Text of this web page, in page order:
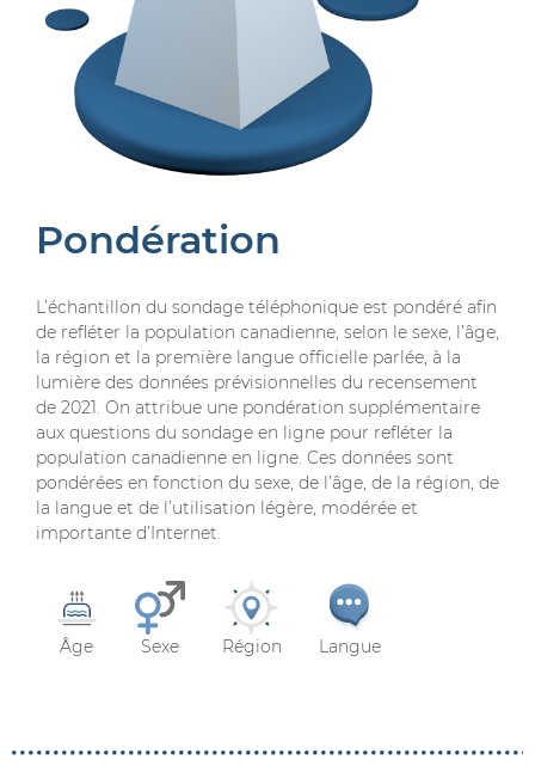
Pondération
L’échantillon du sondage téléphonique est pondéré afin
de refléter la population canadienne, selon le sexe, l’âge,
la région et la première langue officielle parlée, à la
lumière des données prévisionnelles du recensement
de 2021. On attribue une pondération supplémentaire
aux questions du sondage en ligne pour refléter la
population canadienne en ligne. Ces données sont
pondérées en fonction du sexe, de l’âge, de la région, de
la langue et de l’utilisation légère, modérée et
importante d’Internet.
Âge Sexe Région Langue